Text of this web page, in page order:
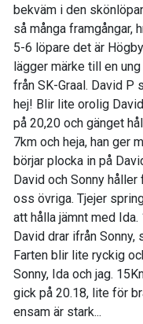
bekväm i den
så många framgångar,
5-6 löpare det är
lägger märke till en
från SK-Graal. David P
hej! Blir lite orolig
på 20,20 och gänget
7km och heja, han ger
börjar plocka in på
David och Sonny
oss övriga. Tjejer
att hålla jämnt med
David drar ifrån Sonny,
Farten blir lite ryckig
Sonny, Ida och jag.
gick på 20.18, lite för
ensam är stark...